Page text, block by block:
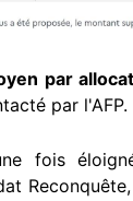
par
par l'AFP.
fois